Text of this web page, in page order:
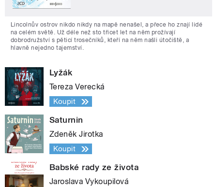
Lincolnův ostrov nikdo nikdy na mapě nenašel, a přece ho znají lidé
na celém světě. Už déle než sto třicet let na něm prožívají
dobrodružství s pěticí trosečníků, kteří na něm našli útočiště, a
hlavně nejedno tajemství.
Lyžák
Tereza Verecká
Koupit
Saturnin
Zdeněk Jirotka
Koupit
Babské rady ze života
Jaroslava Vykoupilová